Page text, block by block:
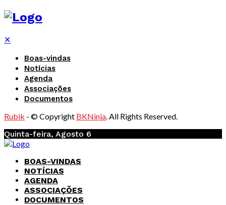
✕
Boas-vindas
Notícias
Agenda
Associações
Documentos
Rubik - © Copyright BKNinja. All Rights Reserved.
Quinta-feira, Agosto 6
BOAS-VINDAS
NOTÍCIAS
AGENDA
ASSOCIAÇÕES
DOCUMENTOS